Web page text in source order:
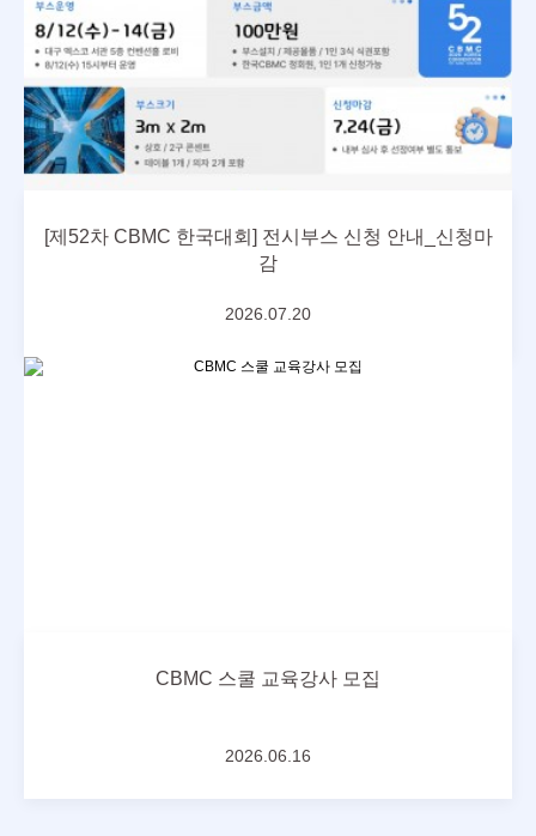
[제52차 CBMC 한국대회] 전시부스 신청 안내_신청마
감
2026.07.20
CBMC 스쿨 교육강사 모집
2026.06.16